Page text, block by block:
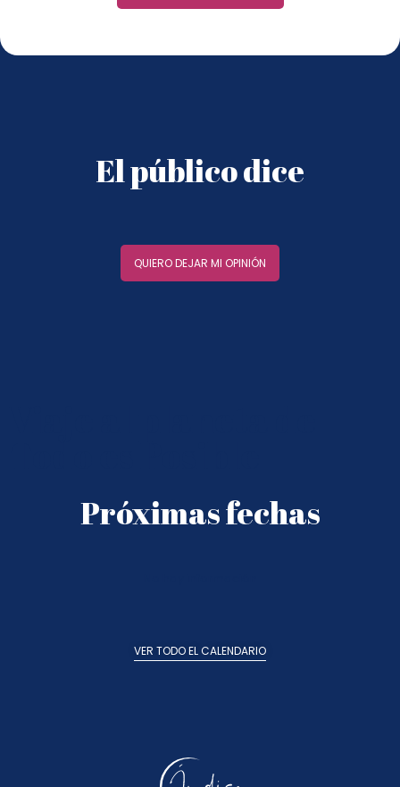
El público dice
QUIERO DEJAR MI OPINIÓN
Próximas fechas
VER TODO EL CALENDARIO